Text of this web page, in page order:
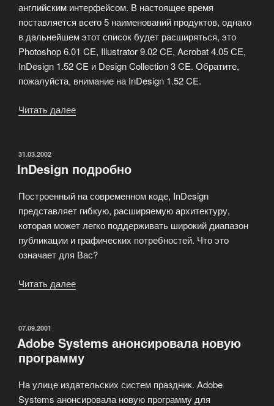
английским интерфейсом. В настоящее время
поставляется всего 5 наименований продуктов, однако
в дальнейшем этот список будет расширяться, это
Photoshop 6.01 CE, Illustrator 9.02 CE, Acrobat 4.05 СE,
InDesign 1.52 CE и Design Collection 3 CE. Обратите,
пожалуйста, внимание на InDesign 1.52 CE.
Читать далее
ОПУБЛИКОВАНО
31.03.2002
InDesign подробно
Построенный на современном коде, InDesign
представляет гибкую, расширяемую архитектуру,
которая может легко поддерживать широкий диапазон
публикации и графических потребностей. Что это
означает для Вас?
Читать далее
ОПУБЛИКОВАНО
07.09.2001
Adobe Systems анонсировала новую
программу
На улице издательских систем праздник. Adobe
Systems анонсировала новую программу для